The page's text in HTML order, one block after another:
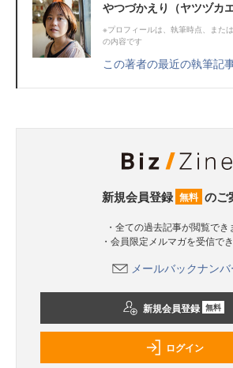
やつづかえり（ヤツヅカエ
※プロフィールは、執筆時点、また
の内容です
この著者の最近の執筆記
新規会員登録 無料 のご
・全ての過去記事が閲覧でき
・会員限定メルマガを受信で
メールバックナンバ
新規会員登録 無料
ログイン